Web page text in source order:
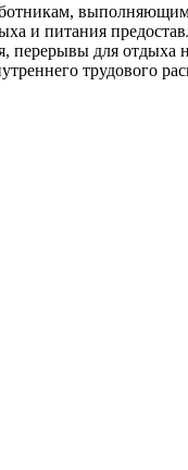
и питания
перерывы для отдыха
трудового